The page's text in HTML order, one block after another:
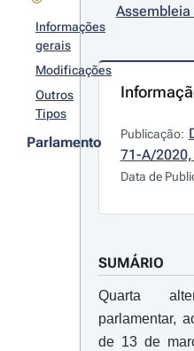
Informações
gerais
Modificações
Outros
Tipos
Parlamento
Assembleia
Publicação:
71-A/
Data de
SUMÁRIO
Quarta
parlamentar,
de 13 de